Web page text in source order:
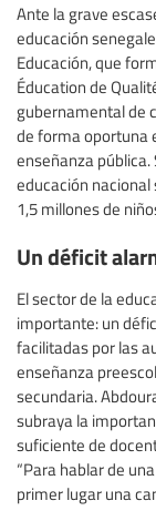
Ante la grave
educación
Educación, que
Éducation de
gubernamental de
de forma oportuna
enseñanza
educación nacional
1,5 millones de
Un déficit
El sector de la
importante: un
facilitadas por las
enseñanza
secundaria.
subraya la
suficiente de
“Para hablar de
primer lugar una